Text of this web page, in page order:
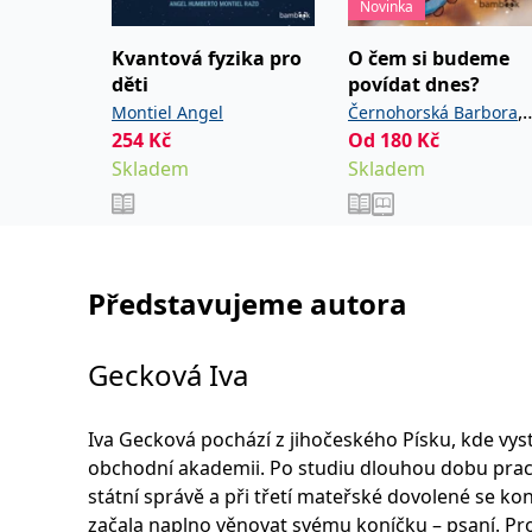
Kvantová fyzika pro
děti
Montiel Angel
254 Kč
Skladem
Novinka
O čem si budeme
povídat dnes?
Černohorská Barbora,
Šebková Pavla
Od 180 Kč
Skladem
Představujeme autora
Gecková Iva
Iva Gecková pochází z jihočeského Písku, kde
obchodní akademii. Po studiu dlouhou dobu
státní správě a při třetí mateřské dovolené se
začala naplno věnovat svému koníčku – psaní.